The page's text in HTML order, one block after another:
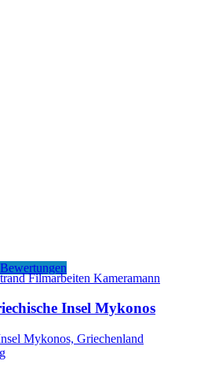
Insel Mykonos
Mykonos, Griechenland